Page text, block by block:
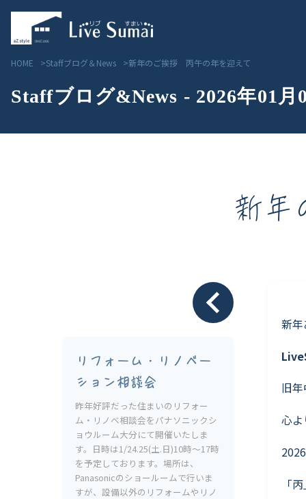
HOME Staffブログ＆News 新年のご挨拶 丙午の年を迎えて
Staffブログ&News - 2026年01月
新年
新
旧
心
「
リフォーム・リノベー
ション相談会
昨年好評だった住まいのリフォー
ム・リノベ相談会をパナソニックシ
ョウルーム大分にて開催いたしま
す。日時は1/24.25(土.日)10時〜17時
を予定しております。場所は、
Panasonicのショールームで行いま
すが、設備以外のリフォームやリノ